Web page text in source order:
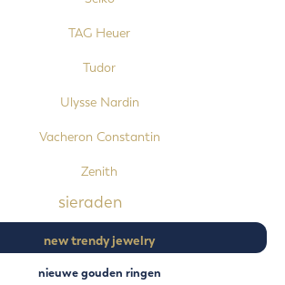
TAG Heuer
Tudor
Ulysse Nardin
Vacheron Constantin
Zenith
sieraden
new trendy jewelry
nieuwe gouden ringen